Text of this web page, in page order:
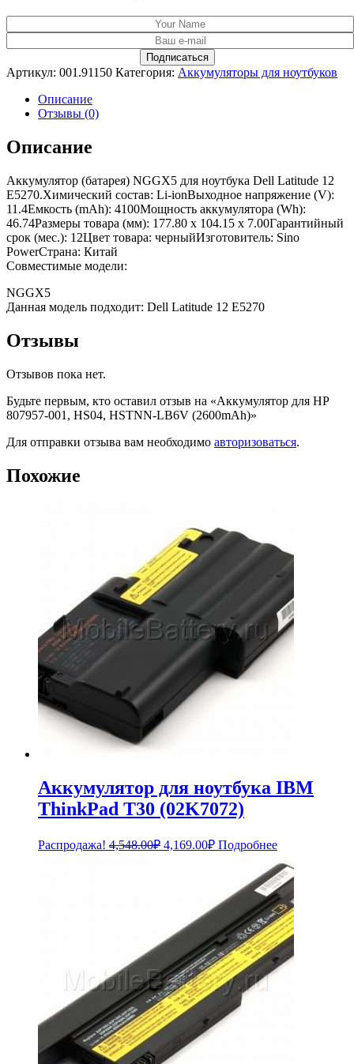
Артикул: 001.91150 Категория: Аккумуляторы для ноутбуков
Описание
Отзывы (0)
Описание
Аккумулятор (батарея) NGGX5 для ноутбука Dell Latitude 12
E5270.Химический состав: Li-ionВыходное напряжение (V):
11.4Емкость (mAh): 4100Мощность аккумулятора (Wh):
46.74Размеры товара (мм): 177.80 x 104.15 x 7.00Гарантийный
срок (мес.): 12Цвет товара: черныйИзготовитель: Sino
PowerСтрана: Китай
Совместимые модели:
NGGX5
Данная модель подходит: Dell Latitude 12 E5270
Отзывы
Отзывов пока нет.
Будьте первым, кто оставил отзыв на «Аккумулятор для HP
807957-001, HS04, HSTNN-LB6V (2600mAh)»
Для отправки отзыва вам необходимо авторизоваться.
Похожие
Аккумулятор для ноутбука IBM
ThinkPad T30 (02K7072)
Распродажа! 4,548.00₽ Первоначальная
4,169.00₽Текущая
цена:
4,169.00₽.
Подробнее